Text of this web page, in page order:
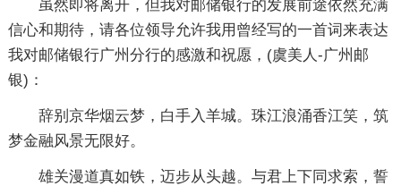
虽然即将离开，但我对邮储银行的发展前途依然充满
信心和期待，请各位领导允许我用曾经写的一首词来表达
我对邮储银行广州分行的感激和祝愿，(虞美人-广州邮
银)：
辞别京华烟云梦，白手入羊城。珠江浪涌香江笑，筑
梦金融风景无限好。
雄关漫道真如铁，迈步从头越。与君上下同求索，誓